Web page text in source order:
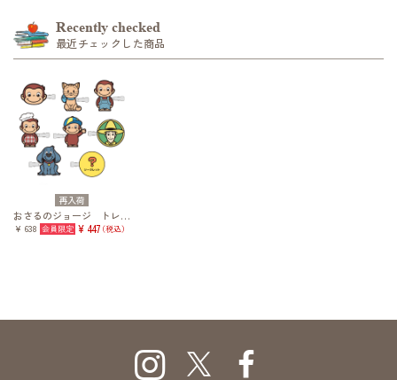
Recently checked
最近チェックした商品
再入荷
おさるのジョージ トレーディング前髪クリップ vol.1
¥ 638 ¥ 447（税込）